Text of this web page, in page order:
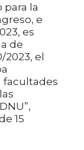
la
e
es
de
2023, el
facultades
15